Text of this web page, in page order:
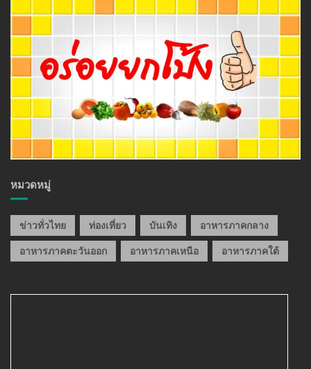
หมวดหมู่
ข่าวทั่วไทย ท่องเที่ยว บันเทิง อาหารภาคกลาง
อาหารภาคตะวันออก อาหารภาคเหนือ อาหารภาคใต้